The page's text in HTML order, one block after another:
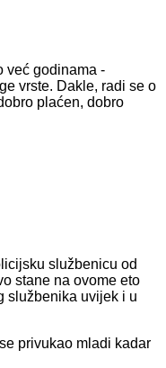
već godinama -
vrste. Dakle, radi se o
plaćen, dobro
službenicu od
stane na ovome eto
službenika uvijek i u
privukao mladi kadar